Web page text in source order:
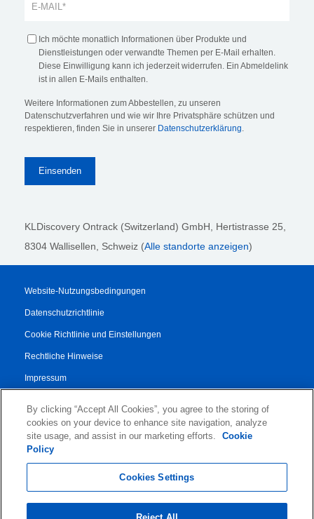
Ich möchte monatlich Informationen über Produkte und
Dienstleistungen oder verwandte Themen per E-Mail erhalten.
Diese Einwilligung kann ich jederzeit widerrufen. Ein Abmeldelink
ist in allen E-Mails enthalten.
Weitere Informationen zum Abbestellen, zu unseren
Datenschutzverfahren und wie wir Ihre Privatsphäre schützen und
respektieren, finden Sie in unserer Datenschutzerklärung
KLDiscovery Ontrack (Switzerland) GmbH, Hertistrasse 25,
8304 Wallisellen, Schweiz (Alle standorte anzeigen)
Website-Nutzungsbedingungen
Datenschutzrichtlinie
Cookie Richtlinie und Einstellungen
Rechtliche Hinweise
Impressum
AGB
Vertrag für Autorisierte Partner
By clicking “Accept All Cookies”, you agree to the storing of
cookies on your device to enhance site navigation, analyze
site usage, and assist in our marketing efforts.
Cookie
Policy
Cookies Settings